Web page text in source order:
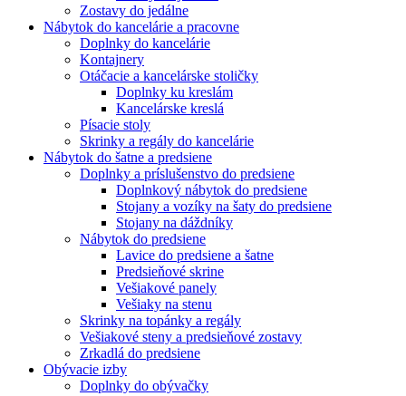
Zostavy do jedálne
Nábytok do kancelárie a pracovne
Doplnky do kancelárie
Kontajnery
Otáčacie a kancelárske stoličky
Doplnky ku kreslám
Kancelárske kreslá
Písacie stoly
Skrinky a regály do kancelárie
Nábytok do šatne a predsiene
Doplnky a príslušenstvo do predsiene
Doplnkový nábytok do predsiene
Stojany a vozíky na šaty do predsiene
Stojany na dáždníky
Nábytok do predsiene
Lavice do predsiene a šatne
Predsieňové skrine
Vešiakové panely
Vešiaky na stenu
Skrinky na topánky a regály
Vešiakové steny a predsieňové zostavy
Zrkadlá do predsiene
Obývacie izby
Doplnky do obývačky